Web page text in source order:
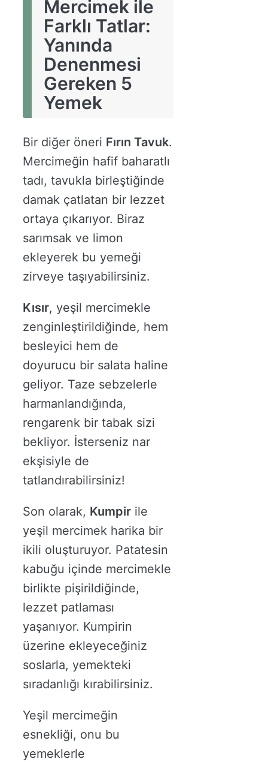
Mercimek ile
Farklı Tatlar:
Yanında
Denenmesi
Gereken 5
Yemek
Bir diğer öneri Fırın Tavuk.
Mercimeğin hafif baharatlı
tadı, tavukla birleştiğinde
damak çatlatan bir lezzet
ortaya çıkarıyor. Biraz
sarımsak ve limon
ekleyerek bu yemeği
zirveye taşıyabilirsiniz.
Kısır, yeşil mercimekle
zenginleştirildiğinde, hem
besleyici hem de
doyurucu bir salata haline
geliyor. Taze sebzelerle
harmanlandığında,
rengarenk bir tabak sizi
bekliyor. İsterseniz nar
ekşisiyle de
tatlandırabilirsiniz!
Son olarak, Kumpir ile
yeşil mercimek harika bir
ikili oluşturuyor. Patatesin
kabuğu içinde mercimekle
birlikte pişirildiğinde,
lezzet patlaması
yaşanıyor. Kumpirin
üzerine ekleyeceğiniz
soslarla, yemekteki
sıradanlığı kırabilirsiniz.
Yeşil mercimeğin
esnekliği, onu bu
yemeklerle